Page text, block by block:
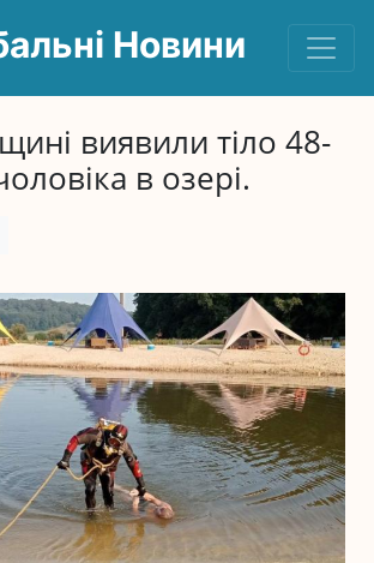
Новини
виявили тіло 48-
в озері.